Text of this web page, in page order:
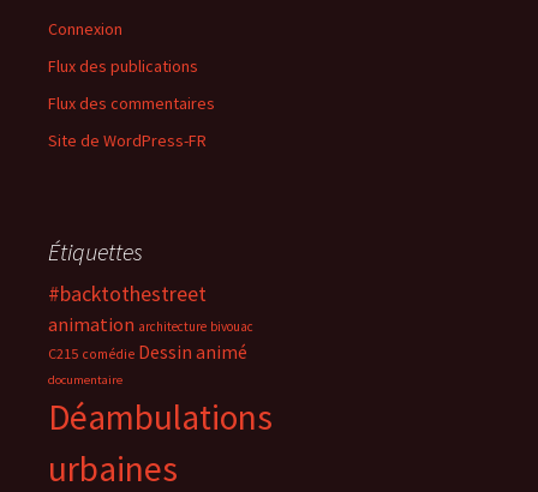
Connexion
Flux des publications
Flux des commentaires
Site de WordPress-FR
Étiquettes
#backtothestreet
animation architecture bivouac
C215 comédie Dessin animé
documentaire
Déambulations
urbaines